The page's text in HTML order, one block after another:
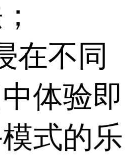
在不同
体验即
式的乐